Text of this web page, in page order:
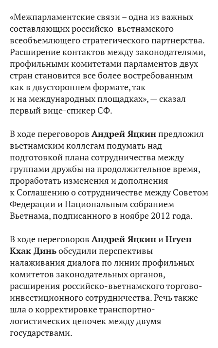
«Межпарламентские связи – одна из важных
составляющих российско-вьетнамского
всеобъемлющего стратегического партнерства.
Расширение контактов между законодателями,
профильными комитетами парламентов двух
стран становится все более востребованным
как в двустороннем формате, так
и на международных площадках», — сказал
первый вице-спикер СФ.
В ходе переговоров Андрей Яцкинпредложил
вьетнамским коллегам подумать над
подготовкой плана сотрудничества между
группами дружбы на продолжительное время,
проработать изменения и дополнения
к Соглашению о сотрудничестве между Советом
Федерации и Национальным собранием
Вьетнама, подписанного в ноябре 2012 года.
В ходе переговоров Андрей ЯцкиниНгуен
Кхак Диньобсудили перспективы
налаживания диалога по линии профильных
комитетов законодательных органов,
расширения российско-вьетнамского торгово-
инвестиционного сотрудничества. Речь также
шла о корректировке транспортно-
логистических цепочек между двумя
государствами.